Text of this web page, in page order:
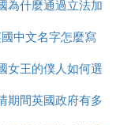
為什麼通過立法加
強社會保障
中文名字怎麼寫
女王的僕人如何選
的
期間英國政府有多